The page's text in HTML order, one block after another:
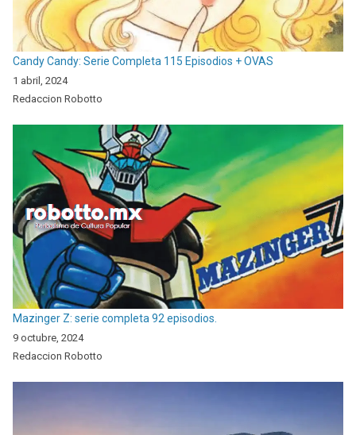
Candy Candy: Serie Completa 115 Episodios + OVAS
1 abril, 2024
Redaccion Robotto
Mazinger Z: serie completa 92 episodios.
9 octubre, 2024
Redaccion Robotto